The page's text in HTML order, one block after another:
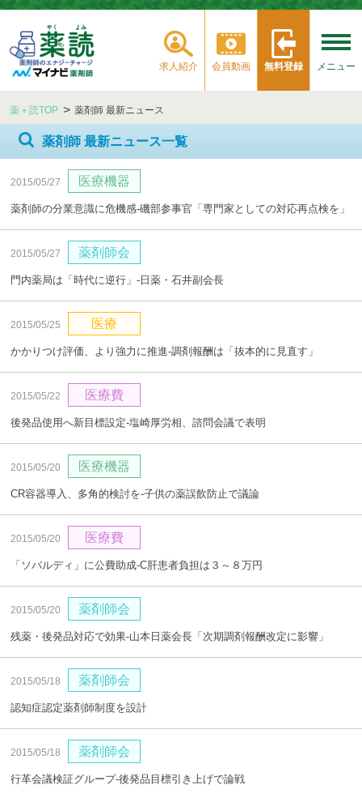
求人紹介 会員動画 無料登録 メニュー
薬＋読TOP 薬剤師 最新ニュース
薬剤師 最新ニュース一覧
2015/05/27 医療機器
薬剤師の分業意識に危機感‐磯部参事官「専門家としての対応再点検を」
2015/05/27 薬剤師会
門内薬局は「時代に逆行」‐日薬・石井副会長
2015/05/25 医療
かかりつけ評価、より強力に推進‐調剤報酬は「抜本的に見直す」
2015/05/22 医療費
後発品使用へ新目標設定‐塩崎厚労相、諮問会議で表明
2015/05/20 医療機器
CR容器導入、多角的検討を‐子供の薬誤飲防止で議論
2015/05/20 医療費
「ソバルディ」に公費助成‐C肝患者負担は３～８万円
2015/05/20 薬剤師会
残薬・後発品対応で効果‐山本日薬会長「次期調剤報酬改定に影響」
2015/05/18 薬剤師会
認知症認定薬剤師制度を設計
2015/05/18 薬剤師会
行革会議検証グループ‐後発品目標引き上げで論戦